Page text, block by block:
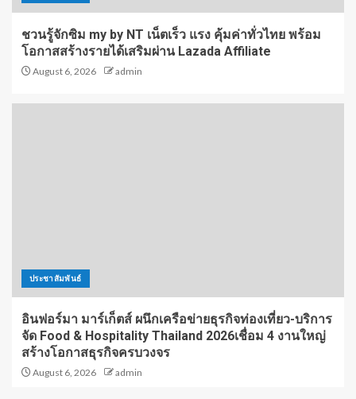
ชวนรู้จักซิม my by NT เน็ตเร็ว แรง คุ้มค่าทั่วไทย พร้อม
โอกาสสร้างรายได้เสริมผ่าน Lazada Affiliate
August 6, 2026 admin
ประชาสัมพันธ์
อินฟอร์มา มาร์เก็ตส์ ผนึกเครือข่ายธุรกิจท่องเที่ยว-บริการ
จัด Food & Hospitality Thailand 2026เชื่อม 4 งานใหญ่
สร้างโอกาสธุรกิจครบวงจร
August 6, 2026 admin